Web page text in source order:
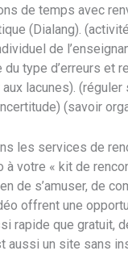
de temps avec
(Dialang).
de
type d’erreurs et
lacunes).
(savoir
les services de
votre « kit de
de s’amuser, de
offrent une
rapide que gratuit,
aussi un site sans